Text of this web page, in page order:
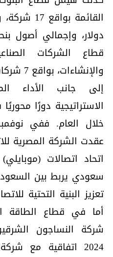
قطاع الشركات
والإنشاءات، بواقع 7 شركات لكل قطاع.
إلى جانب الأداء
الاستراتيجية دورًا
عقدت الشركة المصرية
اتحاد اتصالات
سعودي يربط بين
تعزيز البنية التحتية
أما في قطاع الطاقة
شركة النساجون
2024 اتفاقية مع